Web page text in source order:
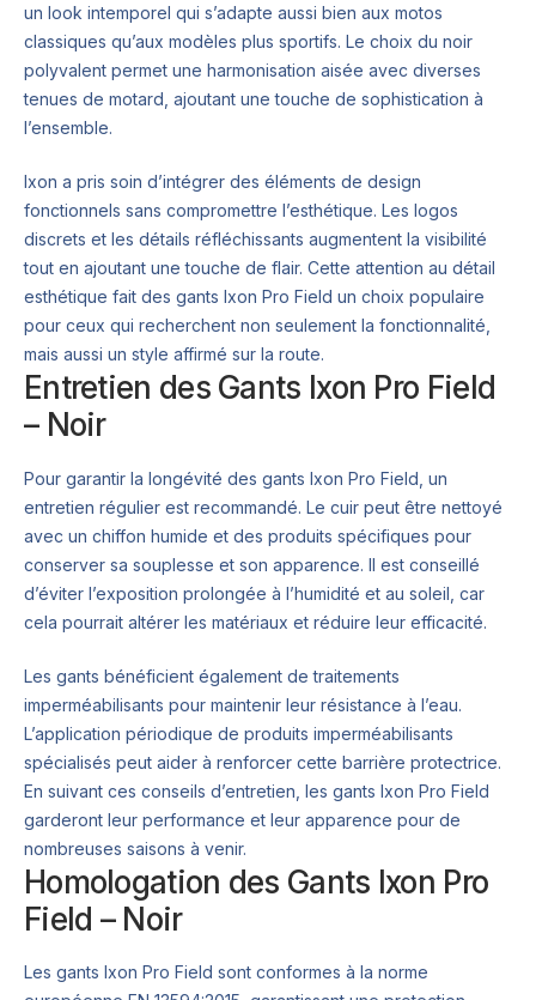
un look intemporel qui s’adapte aussi bien aux motos
classiques qu’aux modèles plus sportifs. Le choix du noir
polyvalent permet une harmonisation aisée avec diverses
tenues de motard, ajoutant une touche de sophistication à
l’ensemble.
Ixon a pris soin d’intégrer des éléments de design
fonctionnels sans compromettre l’esthétique. Les logos
discrets et les détails réfléchissants augmentent la visibilité
tout en ajoutant une touche de flair. Cette attention au détail
esthétique fait des gants Ixon Pro Field un choix populaire
pour ceux qui recherchent non seulement la fonctionnalité,
mais aussi un style affirmé sur la route.
Entretien des Gants Ixon Pro Field
– Noir
Pour garantir la longévité des gants Ixon Pro Field, un
entretien régulier est recommandé. Le cuir peut être nettoyé
avec un chiffon humide et des produits spécifiques pour
conserver sa souplesse et son apparence. Il est conseillé
d’éviter l’exposition prolongée à l’humidité et au soleil, car
cela pourrait altérer les matériaux et réduire leur efficacité.
Les gants bénéficient également de traitements
imperméabilisants pour maintenir leur résistance à l’eau.
L’application périodique de produits imperméabilisants
spécialisés peut aider à renforcer cette barrière protectrice.
En suivant ces conseils d’entretien, les gants Ixon Pro Field
garderont leur performance et leur apparence pour de
nombreuses saisons à venir.
Homologation des Gants Ixon Pro
Field – Noir
Les gants Ixon Pro Field sont conformes à la norme